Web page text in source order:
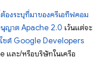
องระบุที่มาของครีเอทีฟคอม
นุญาต Apache 2.0 เว้นแต่จะ
ไซต์ Google Developers
และ/หรือบริษัทในเครือ